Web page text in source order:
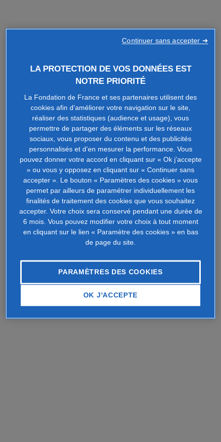
LA PROTECTION DE VOS DONNÉES EST
NOTRE PRIORITÉ
La Fondation de France et ses partenaires utilisent des
cookies afin d'améliorer votre navigation sur le site,
réaliser des statistiques (audience et usage), vous
permettre de partager des éléments sur les réseaux
sociaux, vous proposer du contenu et des publicités
personnalisés et d’en mesurer la performance. Vous
pouvez donner votre accord en cliquant sur « Ok j’accepte
» ou vous y opposez en cliquant sur « Continuer sans
accepter ». Le bouton « Paramètres des cookies » vous
permet par ailleurs de paramétrer individuellement les
finalités de traitement des cookies que vous souhaitez
accepter. Votre choix sera conservé pendant une durée de
6 mois. Vous pouvez modifier votre choix à tout moment
en cliquant sur le lien « Paramètre des cookies » en bas
de page du site.
PARAMÈTRES DES COOKIES
OK J'ACCEPTE
Continuer sans accepter ➜